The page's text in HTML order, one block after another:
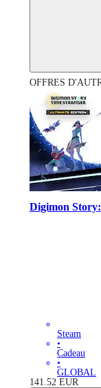
OFFRES
Digimon
Steam
•
Cadeau
•
GLOBAL
141.52 EUR